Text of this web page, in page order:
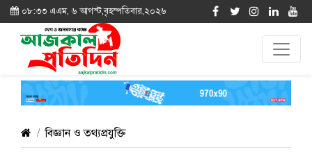
০৮:৩৩ এএম, ৬ আগস্ট,বৃহস্পতিবার,২০২৬
বিজ্ঞান ও তথ্যপ্রযুক্তি